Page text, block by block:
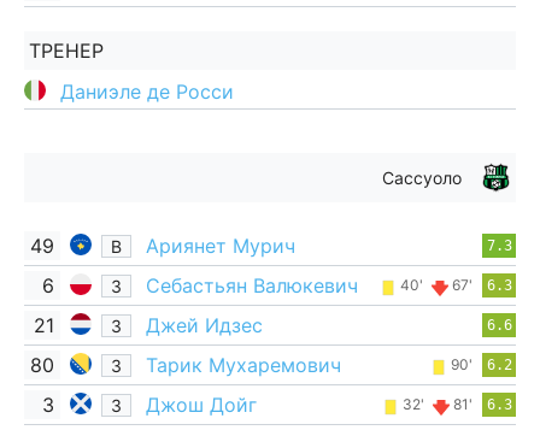
ТРЕНЕР
Даниэле де Росси
Сассуоло
49 В Ариянет Мурич 7.3
6 З Себастьян Валюкевич 40' 67' 6.3
21 З Джей Идзес 6.6
80 З Тарик Мухаремович 90' 6.2
3 З Джош Дойг 32' 81' 6.3